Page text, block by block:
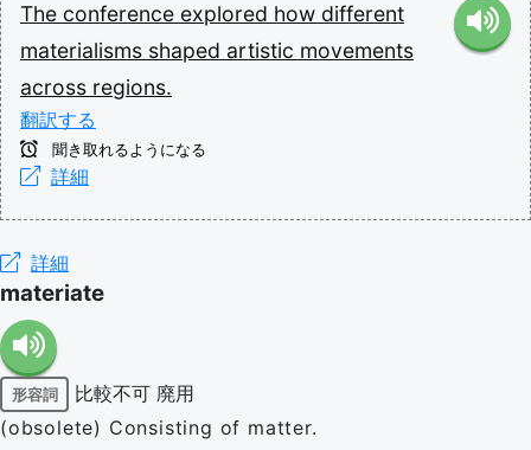
The conference explored how different
materialisms shaped artistic movements
across regions.
翻訳する
聞き取れるようになる
詳細
詳細
materiate
形容詞 比較不可 廃用
(obsolete) Consisting of matter.